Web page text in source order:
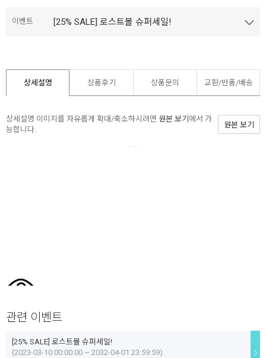
이벤트 [25% SALE] 로스트볼 슈퍼세일!
상세설명 상품후기 상품문의 교환/반품/배송
상세설명 이미지를 자유롭게 확대/축소하시려면 원본 보기 에서 가
능합니다.
원본 보기
관련 이벤트
[25% SALE] 로스트볼 슈퍼세일!
(2023-03-10 00:00:00 ~ 2032-04-01 23:59:59)